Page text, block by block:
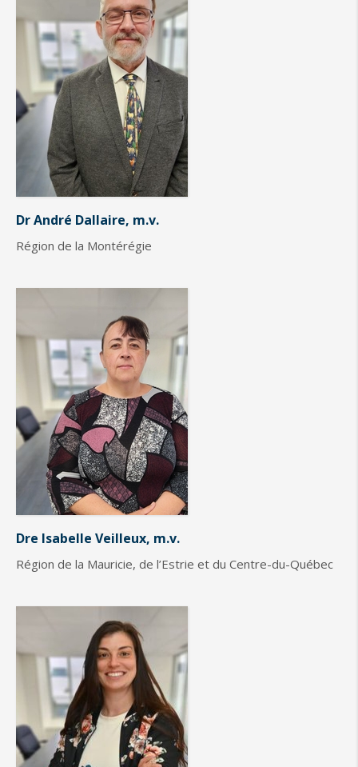
Dr André Dallaire, m.v.
Région de la Montérégie
Dre Isabelle Veilleux, m.v.
Région de la Mauricie, de l’Estrie et du Centre-du-Québec